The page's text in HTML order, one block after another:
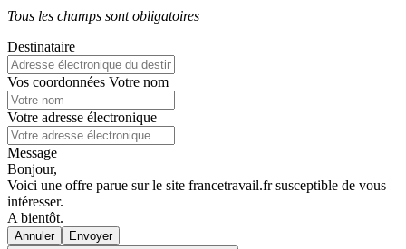
Tous les champs sont obligatoires
Destinataire
Vos coordonnées Votre nom
Votre adresse électronique
Message
Bonjour,
Voici une offre parue sur le site francetravail.fr susceptible de vous
intéresser.
A bientôt.
Annuler